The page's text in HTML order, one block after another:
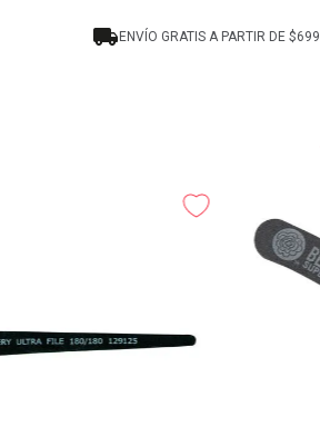
ENVÍO GRATIS A PARTIR DE $699